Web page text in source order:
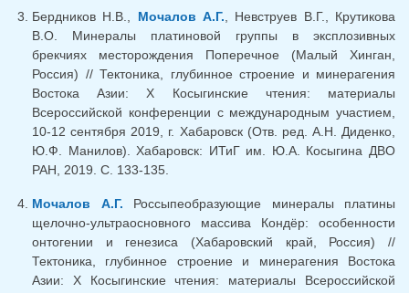
Бердников Н.В., Мочалов А.Г. , Невструев В.Г., Крутикова
В.О. Минералы платиновой группы в эксплозивных
брекчиях месторождения Поперечное (Малый Хинган,
Россия) // Тектоника, глубинное строение и минерагения
Востока Азии: X Косыгинские чтения: материалы
Всероссийской конференции с международным участием,
10-12 сентября 2019, г. Хабаровск (Отв. ред. А.Н. Диденко,
Ю.Ф. Манилов). Хабаровск: ИТиГ им. Ю.А. Косыгина ДВО
РАН, 2019. С. 133-135.
Мочалов А.Г. Россыпеобразующие минералы платины
щелочно-ультраосновного массива Кондёр: особенности
онтогении и генезиса (Хабаровский край, Россия) //
Тектоника, глубинное строение и минерагения Востока
Азии: X Косыгинские чтения: материалы Всероссийской